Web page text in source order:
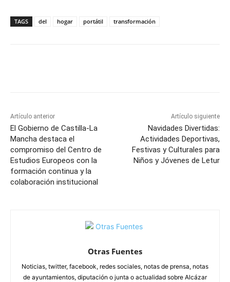
TAGS del hogar portátil transformación
Artículo anterior
El Gobierno de Castilla-La
Mancha destaca el
compromiso del Centro de
Estudios Europeos con la
formación continua y la
colaboración institucional
Artículo siguiente
Navidades Divertidas:
Actividades Deportivas,
Festivas y Culturales para
Niños y Jóvenes de Letur
Otras Fuentes
Noticias, twitter, facebook, redes sociales, notas de prensa, notas
de ayuntamientos, diputación o junta o actualidad sobre Alcázar